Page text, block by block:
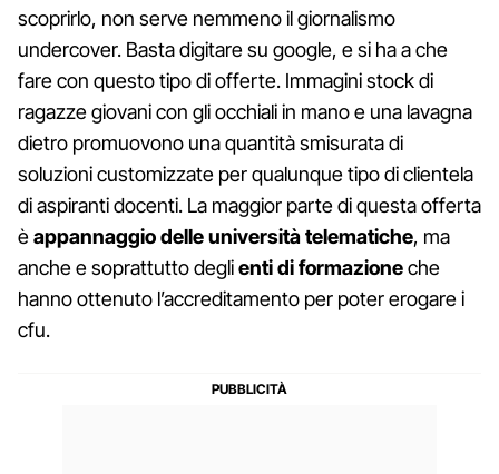
scoprirlo, non serve nemmeno il giornalismo
undercover. Basta digitare su google, e si ha a che
fare con questo tipo di offerte. Immagini stock di
ragazze giovani con gli occhiali in mano e una lavagna
dietro promuovono una quantità smisurata di
soluzioni customizzate per qualunque tipo di clientela
di aspiranti docenti. La maggior parte di questa offerta
èappannaggio delle università telematiche, ma
anche e soprattutto deglienti di formazioneche
hanno ottenuto l’accreditamento per poter erogare i
cfu.